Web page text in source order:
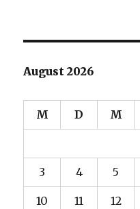
August 2026
M D M
3 4 5
10 11 12